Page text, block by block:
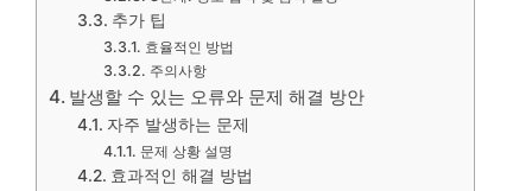
추가 팁
효율적인 방법
주의사항
발생할 수 있는 오류와 문제 해결 방안
자주 발생하는 문제
문제 상황 설명
효과적인 해결 방법